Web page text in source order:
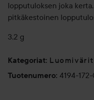
lopputuloksen joka
pitkäkestoinen
3,2 g
Kategoriat: Luomivärit
Tuotenumero: 4194-